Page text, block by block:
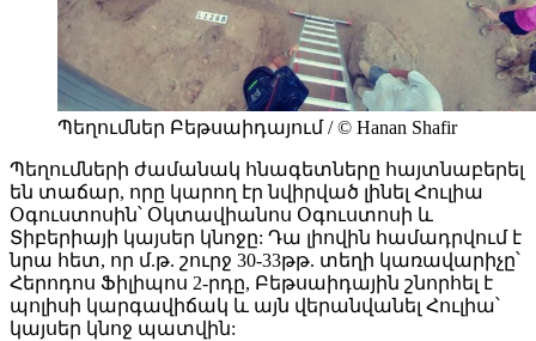
Պեղումներ Բեթսաիդայում / © Hanan Shafir
Պեղումների ժամանակ հնագետները հայտնաբերել
են տաճար, որը կարող էր նվիրված լինել Հուլիա
Օգուստոսին՝ Օկտավիանոս Օգուստոսի և
Տիբերիայի կայսեր կնոջը: Դա լիովին համադրվում է
նրա հետ, որ մ.թ. շուրջ 30-33թթ. տեղի կառավարիչը՝
Հերոդոս Ֆիլիպոս 2-րդը, Բեթսաիդային շնորհել է
պոլիսի կարգավիճակ և այն վերանվանել Հուլիա՝
կայսեր կնոջ պատվին: